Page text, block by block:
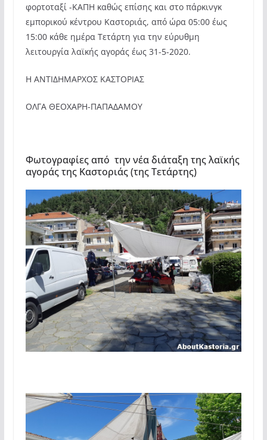
φορτοταξί -ΚΑΠΗ καθώς επίσης και στο πάρκινγκ
εμπορικού κέντρου Καστοριάς, από ώρα 05:00 έως
15:00 κάθε ημέρα Τετάρτη για την εύρυθμη
λειτουργία λαϊκής αγοράς έως 31-5-2020.
Η ΑΝΤΙΔΗΜΑΡΧΟΣ ΚΑΣΤΟΡΙΑΣ
ΟΛΓΑ ΘΕΟΧΑΡΗ-ΠΑΠΑΔΑΜΟΥ
Φωτογραφίες από την νέα διάταξη της λαϊκής
αγοράς της Καστοριάς (της Τετάρτης)